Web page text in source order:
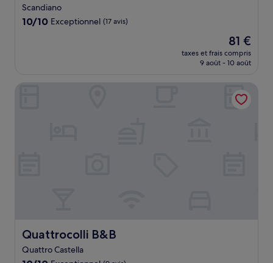
Scandiano
10.0
10/10 Exceptionnel (17 avis)
Le
nouveau
prix
de
81 €
81 €
taxes et frais compris
9 août - 10 août
Quattrocolli B&B
Quattrocolli B&B
Quattro Castella